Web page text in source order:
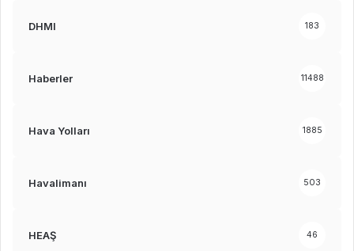
DHMI 183
Haberler 11488
Hava Yolları 1885
Havalimanı 503
HEAŞ 46